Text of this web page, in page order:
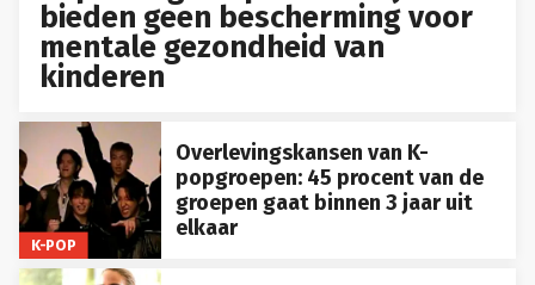
bieden geen bescherming voor
mentale gezondheid van
kinderen
K-POP
Overlevingskansen van K-
popgroepen: 45 procent van de
groepen gaat binnen 3 jaar uit
elkaar